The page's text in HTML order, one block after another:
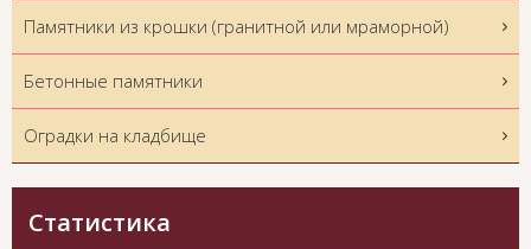
Памятники из крошки (гранитной или мраморной)
Бетонные памятники
Оградки на кладбище
Статистика